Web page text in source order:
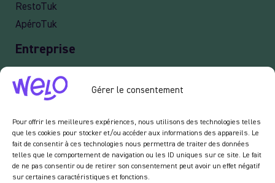
Gérer le consentement
Pour offrir les meilleures expériences, nous utilisons des technologies telles
que les cookies pour stocker et/ou accéder aux informations des appareils. Le
fait de consentir à ces technologies nous permettra de traiter des données
telles que le comportement de navigation ou les ID uniques sur ce site. Le fait
de ne pas consentir ou de retirer son consentement peut avoir un effet négatif
sur certaines caractéristiques et fonctions.
RestoTuk
ApéroTuk
Entreprise
Events
Services entreprises
Newsletter :